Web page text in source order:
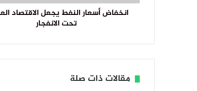
انخفاض أسعار النفط يجعل الاقتصاد
تحت الانفجار
مقالات ذات صلة